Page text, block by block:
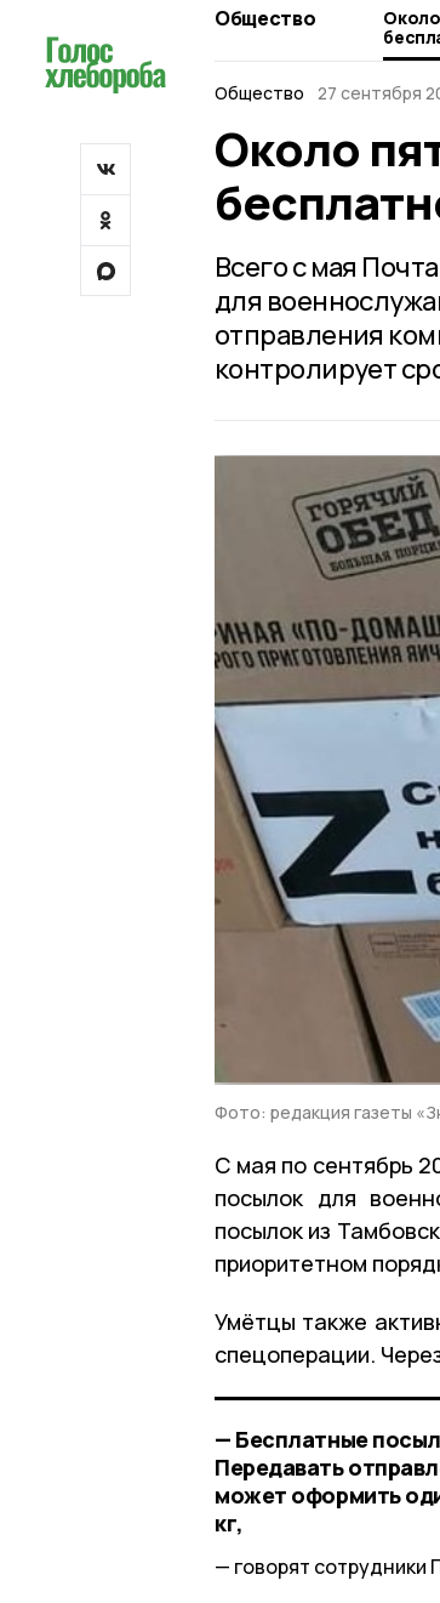
Общество
Общество
27 сентября
Около
Всего с мая
для
отправления
контролирует
Фото: редакция газеты
С мая по сентябрь
посылок для
посылок из
приор­итетном
Умётцы также
спецоперации.
— Бесплатные
Передавать
может оформить
кг,
говорят сотрудники